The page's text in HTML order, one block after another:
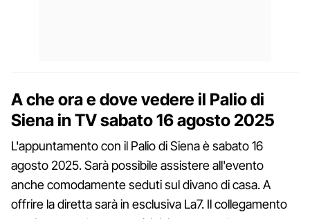
A che ora e dove vedere il Palio di
Siena in TV sabato 16 agosto 2025
L'appuntamento con il Palio di Siena è sabato 16
agosto 2025. Sarà possibile assistere all'evento
anche comodamente seduti sul divano di casa. A
offrire la diretta sarà in esclusiva La7. Il collegamento